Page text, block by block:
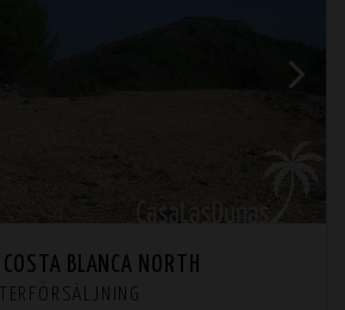
COSTA BLANCA NORTH